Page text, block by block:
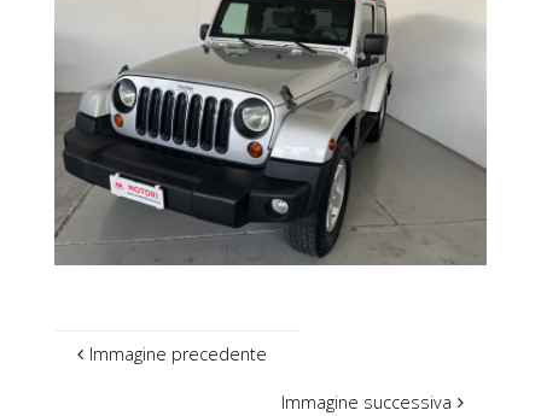
Immagine precedente
Immagine successiva